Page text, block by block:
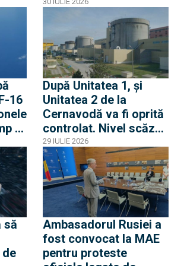
ce o rachetă rusă a
explodat în Polonia
16
o
După Unitatea 1, și
Unitatea 2 de la
Cernavodă va fi oprită
controlat. Nivel scăzut
fără precedent al
Dunării
29 IULIE 2026
să
de
Ambasadorul Rusiei a
fost convocat la MAE
pentru proteste